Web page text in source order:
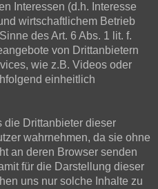
Interessen (d.h. Interesse
wirtschaftlichem Betrieb
des Art. 6 Abs. 1 lit. f.
von Drittanbietern
wie z.B. Videos oder
einheitlich
die Drittanbieter dieser
wahrnehmen, da sie ohne
an deren Browser senden
für die Darstellung dieser
uns nur solche Inhalte zu